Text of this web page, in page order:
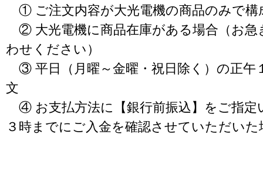
① ご注文内容が大光電機の商品のみで構
② 大光電機に商品在庫がある場合（お急
わせください）
③ 平日（月曜～金曜・祝日除く）の正午
文
④ お支払方法に【銀行前振込】をご指定
３時までにご入金を確認させていただいた